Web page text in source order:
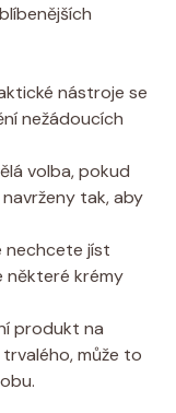
nástroje se
nežádoucích
volba, pokud
tak, aby
nechcete jíst
některé krémy
produkt na
může to